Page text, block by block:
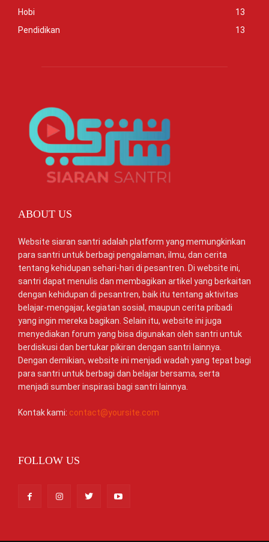
Hobi
13
Pendidikan
13
ABOUT US
Website siaran santri adalah platform yang memungkinkan
para santri untuk berbagi pengalaman, ilmu, dan cerita
tentang kehidupan sehari-hari di pesantren. Di website ini,
santri dapat menulis dan membagikan artikel yang berkaitan
dengan kehidupan di pesantren, baik itu tentang aktivitas
belajar-mengajar, kegiatan sosial, maupun cerita pribadi
yang ingin mereka bagikan. Selain itu, website ini juga
menyediakan forum yang bisa digunakan oleh santri untuk
berdiskusi dan bertukar pikiran dengan santri lainnya.
Dengan demikian, website ini menjadi wadah yang tepat bagi
para santri untuk berbagi dan belajar bersama, serta
menjadi sumber inspirasi bagi santri lainnya.
Kontak kami: contact@yoursite.com
FOLLOW US